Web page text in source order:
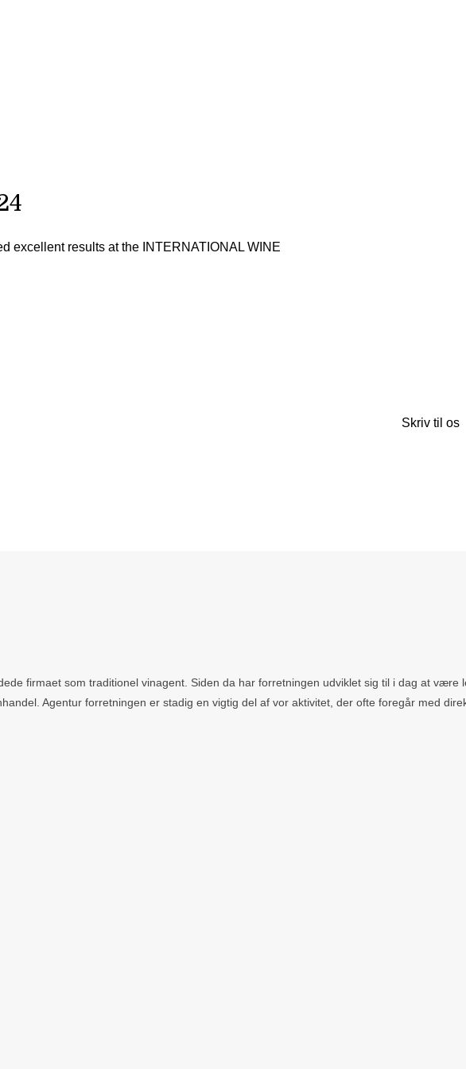
excellent results at the INTERNATIONAL WINE
Skriv til os
firmaet som traditionel vinagent. Siden da har forretningen udviklet sig til i dag at
Agentur forretningen er stadig en vigtig del af vor aktivitet, der ofte foregår med